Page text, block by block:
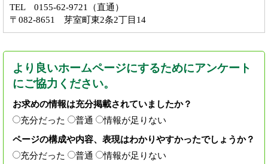
TEL 0155-62-9721（直通）
〒082-8651 芽室町東2条2丁目14
より良いホームページにするためにアンケート
にご協力ください。
お求めの情報は充分掲載されていましたか？
充分だった
普通
情報が足りない
ページの構成や内容、表現はわかりやすかったでしょうか？
充分だった
普通
情報が足りない